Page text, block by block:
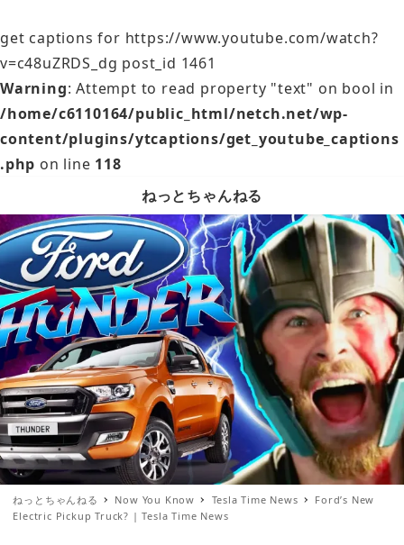
get captions for https://www.youtube.com/watch?
v=c48uZRDS_dg post_id 1461
Warning: Attempt to read property "text" on bool in
/home/c6110164/public_html/netch.net/wp-
content/plugins/ytcaptions/get_youtube_captions
.php on line 118
ねっとちゃんねる
ねっとちゃんねる Now You Know Tesla Time News
Ford’s New
Electric Pickup Truck? | Tesla Time News